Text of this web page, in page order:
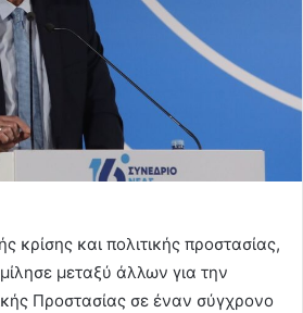
κρίσης και πολιτικής προστασίας,
μεταξύ άλλων για την
Προστασίας σε έναν σύγχρονο